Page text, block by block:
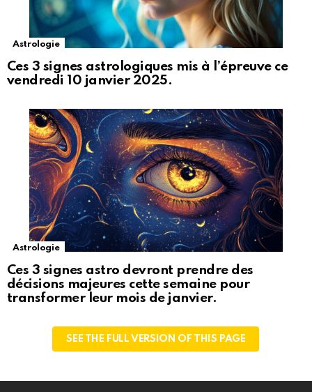
Astrologie
Ces 3 signes astrologiques mis à l’épreuve ce
vendredi 10 janvier 2025.
Astrologie
Ces 3 signes astro devront prendre des
décisions majeures cette semaine pour
transformer leur mois de janvier.
SEE THE FULL VERSION OF THIS PAGE